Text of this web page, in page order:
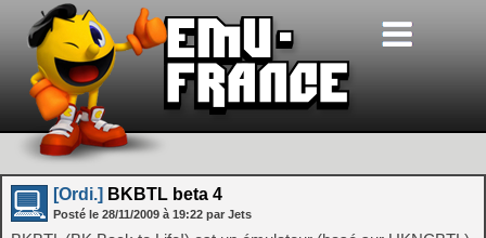
[Ordi.] BKBTL beta 4
Posté le 28/11/2009 à 19:22 par Jets